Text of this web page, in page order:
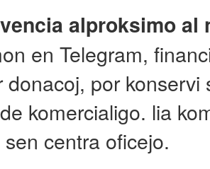
alproksimo al
en Telegram,
donacoj, por
komercialigo. lia
centra oficejo.